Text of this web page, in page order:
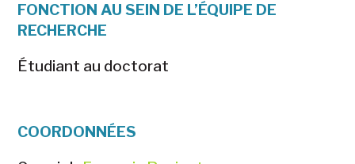
FONCTION AU SEIN DE L’ÉQUIPE DE
RECHERCHE
Étudiant au doctorat
COORDONNÉES